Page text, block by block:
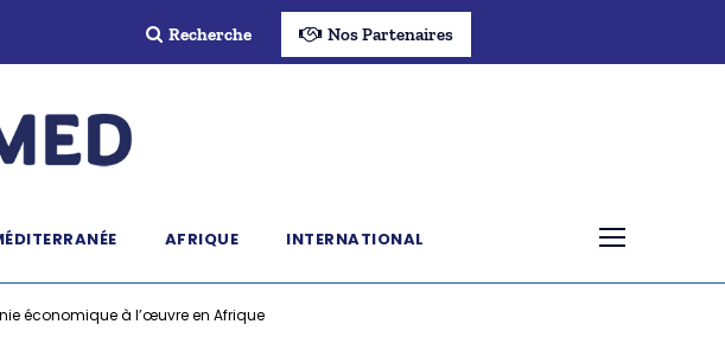
Recherche Nos Partenaires
AFRIQUE INTERNATIONAL
économique à l’œuvre en Afrique